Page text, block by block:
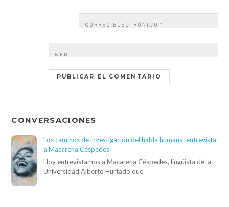
CORREO ELECTRÓNICO*
WEB
CONVERSACIONES
Los caminos de investigación del habla humana: entrevista
a Macarena Céspedes
Hoy entrevistamos a Macarena Céspedes, lingüista de la
Universidad Alberto Hurtado que